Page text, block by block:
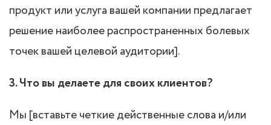
продукт или услуга вашей компании предлагает
решение наиболее распространенных болевых
точек вашей целевой аудитории].
3. Что вы делаете для своих клиентов?
Мы [вставьте четкие действенные слова и/или